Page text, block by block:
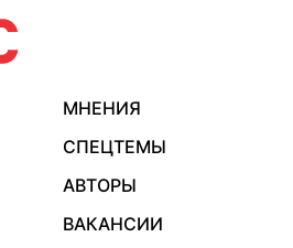
МНЕНИЯ
СПЕЦТЕМЫ
АВТОРЫ
ВАКАНСИИ